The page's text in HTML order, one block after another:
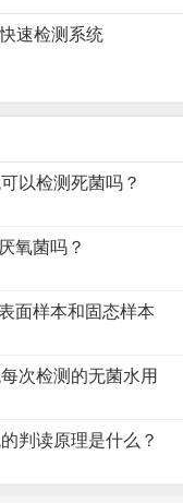
速检测系统
以检测死菌吗？
氧菌吗？
面样本和固态样本
次检测的无菌水用
判读原理是什么？